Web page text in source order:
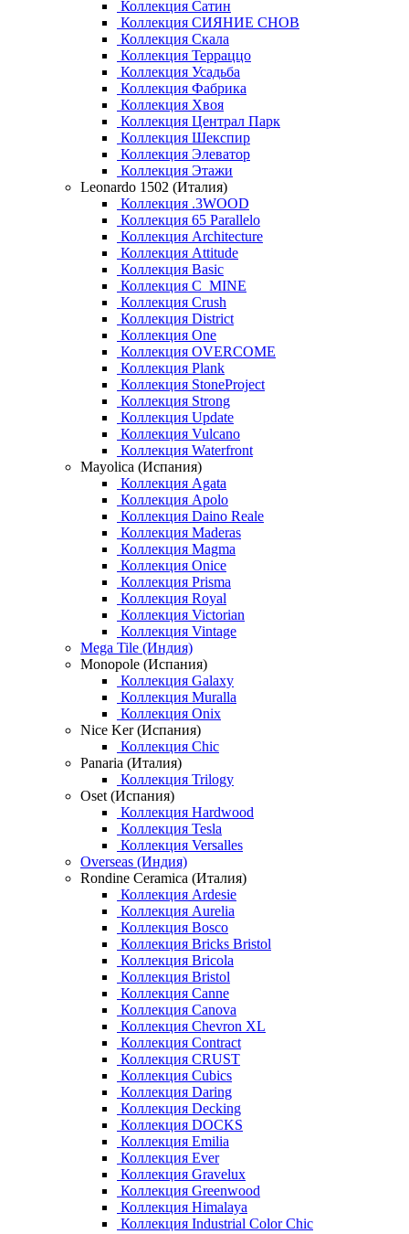
Коллекция Сатин
Коллекция СИЯНИЕ СНОВ
Коллекция Скала
Коллекция Терраццо
Коллекция Усадьба
Коллекция Фабрика
Коллекция Хвоя
Коллекция Централ Парк
Коллекция Шекспир
Коллекция Элеватор
Коллекция Этажи
Leonardo 1502 (Италия)
Коллекция .3WOOD
Коллекция 65 Parallelo
Коллекция Architecture
Коллекция Attitude
Коллекция Basic
Коллекция C_MINE
Коллекция Crush
Коллекция District
Коллекция One
Коллекция OVERCOME
Коллекция Plank
Коллекция StoneProject
Коллекция Strong
Коллекция Update
Коллекция Vulcano
Коллекция Waterfront
Mayolica (Испания)
Коллекция Agata
Коллекция Apolo
Коллекция Daino Reale
Коллекция Maderas
Коллекция Magma
Коллекция Onice
Коллекция Prisma
Коллекция Royal
Коллекция Victorian
Коллекция Vintage
Mega Tile (Индия)
Monopole (Испания)
Коллекция Galaxy
Коллекция Muralla
Коллекция Onix
Nice Ker (Испания)
Коллекция Chic
Panaria (Италия)
Коллекция Trilogy
Oset (Испания)
Коллекция Hardwood
Коллекция Tesla
Коллекция Versalles
Overseas (Индия)
Rondine Ceramica (Италия)
Коллекция Ardesie
Коллекция Aurelia
Коллекция Bosco
Коллекция Bricks Bristol
Коллекция Bricola
Коллекция Bristol
Коллекция Canne
Коллекция Canova
Коллекция Chevron XL
Коллекция Contract
Коллекция CRUST
Коллекция Cubics
Коллекция Daring
Коллекция Decking
Коллекция DOCKS
Коллекция Emilia
Коллекция Ever
Коллекция Gravelux
Коллекция Greenwood
Коллекция Himalaya
Коллекция Industrial Color Chic